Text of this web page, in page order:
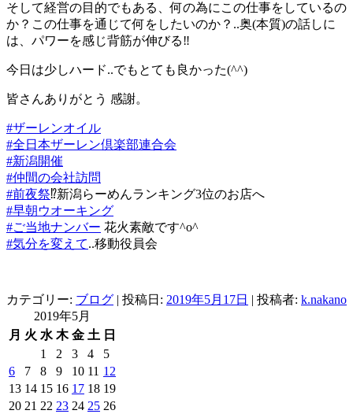
そして経営の目的でもある、何の為にこの仕事をしているの
か？この仕事を通じて何をしたいのか？..奥(本質)の話しに
は、パワーを感じ背筋が伸びる‼︎
今日は少しハード..でもとても良かった(^^)
皆さんありがとう 感謝。
#ザーレンオイル
#全日本ザーレン倶楽部連合会
#新潟開催
#仲間の会社訪問
#前夜祭⁉︎新潟らーめんランキング3位のお店へ
#早朝ウオーキング
#ご当地ナンバー 花火素敵です^o^
#気分を変えて..移動役員会
カテゴリー: ブログ | 投稿日: 2019年5月17日 | 投稿者: k.nakano
2019年5月
月 火 水 木 金 土 日
1 2 3 4
5
6
7 8 9 10 11 12
13 14 15 16 17 18 19
20 21 22 23 24 25 26